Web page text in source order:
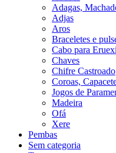
Adagas,
Adjas
Aros
Braceletes e
Cabo para
Chaves
Chifre Castroado
Coroas,
Jogos de
Madeira
Ofá
Xere
Pembas
Sem categoria